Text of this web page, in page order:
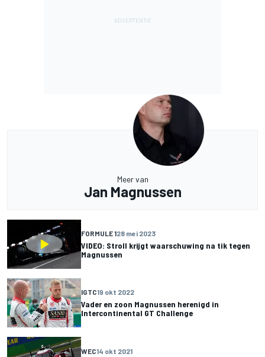
Meer van
Jan Magnussen
FORMULE 128 mei 2023
VIDEO: Stroll krijgt waarschuwing na tik tegen
Magnussen
IGTC19 okt 2022
Vader en zoon Magnussen herenigd in
Intercontinental GT Challenge
WEC14 okt 2021